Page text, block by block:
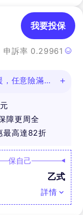
申訴率 0.29961
我要投保
，任意險滿
障更周全
最高達82折
保自己
乙式
詳情